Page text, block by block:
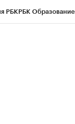
РБКРБК Образование